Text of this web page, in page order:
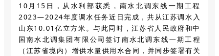
10月15日，从水利部获悉，南水北调东线一期工程
2023—2024年度调水任务近日完成，共从江苏调水入
山东10.01亿立方米。与此同时，江苏省人民政府和中
国南水北调集团有限公司签订南水北调东线一期工程
（江苏省境内）增供水量供用水合同，并同步签署有关